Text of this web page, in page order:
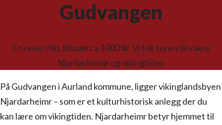
Gudvangen
En reise i tid, tilbake ca 1000 år. Vi tok turen til vakre
Njardarheimr og vikingtiden
På Gudvangen i Aurland kommune, ligger vikinglandsbyen
Njardarheimr – som er et kulturhistorisk anlegg der du
kan lære om vikingtiden. Njardarheimr betyr hjemmet til